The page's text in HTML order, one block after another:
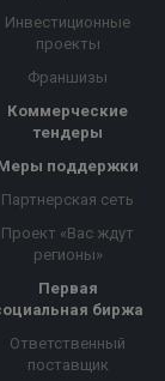
Инвестиционные
проекты
Франшизы
Коммерческие
тендеры
поддержки
Партнерская сеть
Проект «Вас ждут
регионы»
Первая
биржа
Ответственный
поставщик